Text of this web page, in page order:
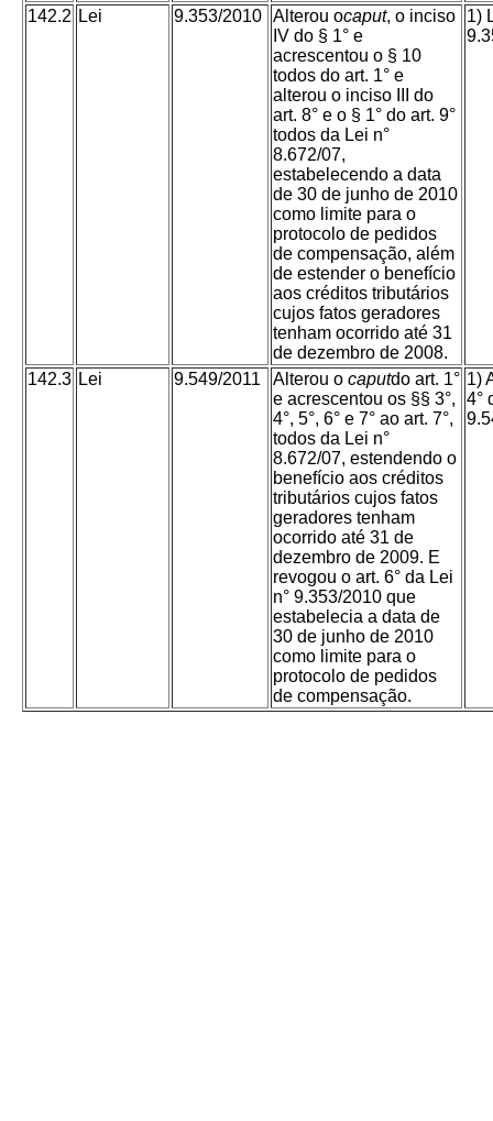
142.2 Lei 9.353/2010 Alterou ocaput, o inciso
IV do § 1° e
acrescentou o § 10
todos do art. 1° e
alterou o inciso III do
art. 8° e o § 1° do art. 9°
todos da Lei n°
8.672/07,
estabelecendo a data
de 30 de junho de 2010
como limite para o
protocolo de pedidos
de compensação, além
de estender o benefício
aos créditos tributários
cujos fatos geradores
tenham ocorrido até 31
de dezembro de 2008.
1)
142.3 Lei 9.549/2011 Alterou o caputdo art. 1°
e acrescentou os §§ 3°,
4°, 5°, 6° e 7° ao art. 7°,
todos da Lei n°
8.672/07, estendendo o
benefício aos créditos
tributários cujos fatos
geradores tenham
ocorrido até 31 de
dezembro de 2009. E
revogou o art. 6° da Lei
n° 9.353/2010 que
estabelecia a data de
30 de junho de 2010
como limite para o
protocolo de pedidos
de compensação.
1)
4°